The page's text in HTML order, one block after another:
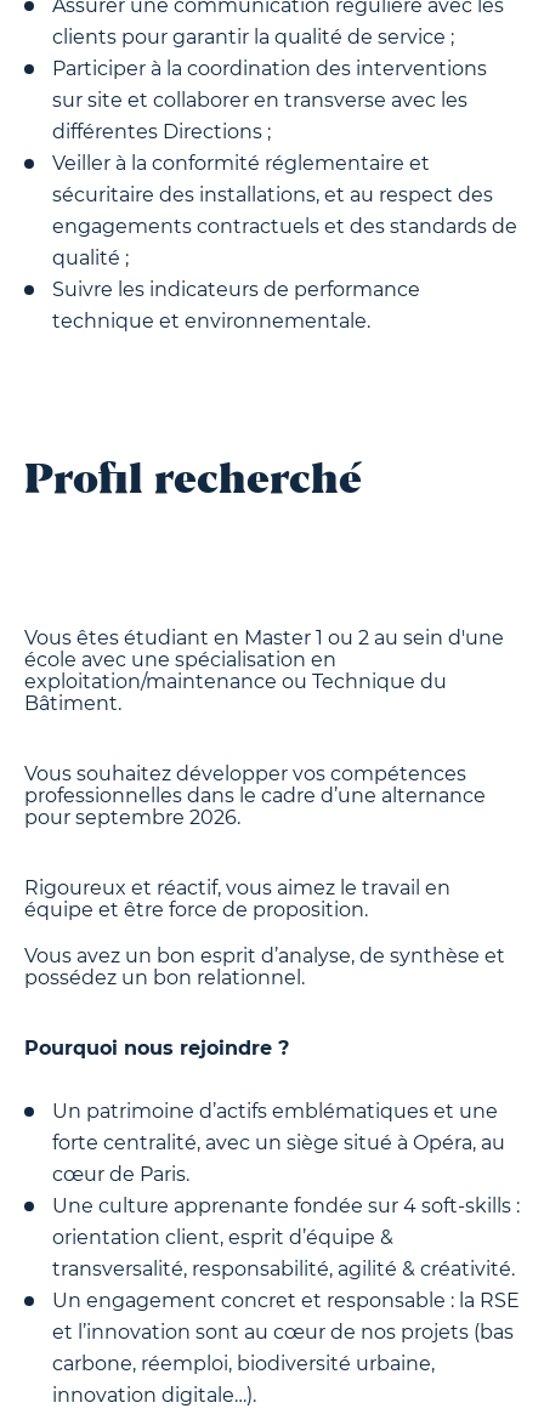
Assurer une communication régulière avec les
clients pour garantir la qualité de service ;
Participer à la coordination des interventions
sur site et collaborer en transverse avec les
différentes Directions ;
Veiller à la conformité réglementaire et
sécuritaire des installations, et au respect des
engagements contractuels et des standards de
qualité ;
Suivre les indicateurs de performance
technique et environnementale.
Profil recherché
Vous êtes étudiant en Master 1 ou 2 au sein d'une
école avec une spécialisation en
exploitation/maintenance ou Technique du
Bâtiment.
Vous souhaitez développer vos compétences
professionnelles dans le cadre d’une alternance
pour septembre 2026.
Rigoureux et réactif, vous aimez le travail en
équipe et être force de proposition.
Vous avez un bon esprit d’analyse, de synthèse et
possédez un bon relationnel.
Pourquoi nous rejoindre ?
Un patrimoine d’actifs emblématiques et une
forte centralité, avec un siège situé à Opéra, au
cœur de Paris.
Une culture apprenante fondée sur 4 soft-skills :
orientation client, esprit d’équipe &
transversalité, responsabilité, agilité & créativité.
Un engagement concret et responsable : la RSE
et l’innovation sont au cœur de nos projets (bas
carbone, réemploi, biodiversité urbaine,
innovation digitale…).